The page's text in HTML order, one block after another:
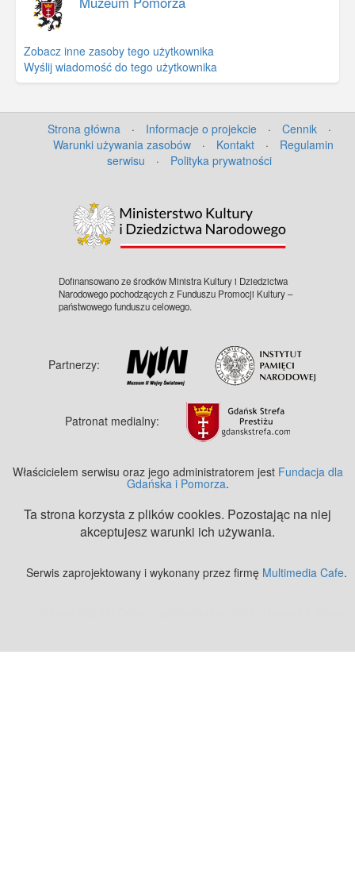
Zobacz inne zasoby tego użytkownika
Wyślij wiadomość do tego użytkownika
Strona główna · Informacje o projekcie · Cennik
·
Warunki używania zasobów
· Kontakt ·
Regulamin
serwisu
· Polityka prywatności
Dofinansowano ze środków Ministra Kultury i Dziedzictwa
Narodowego pochodzących z Funduszu Promocji Kultury –
państwowego funduszu celowego.
Partnerzy:
Patronat medialny:
Właścicielem serwisu oraz jego administratorem jest Fundacja dla
Gdańska i Pomorza.
Ta strona korzysta z plików cookies. Pozostając na niej
akceptujesz warunki ich używania.
Serwis zaprojektowany i wykonany przez firmę Multimedia Cafe.